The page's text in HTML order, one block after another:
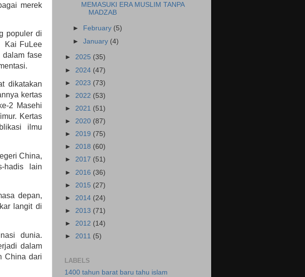
merek
populer di
Kai FuLee
dalam fase
dikatakan
kertas
2 Masehi
Kertas
ilmu
China,
hadis lain
depan,
langit di
dunia.
dalam
China dari
MEMASUKI ERA MUSLIM TANPA
MADZAB
► February (5)
►January (4)
► 2025 (35)
► 2024 (47)
► 2023 (73)
► 2022 (53)
► 2021 (51)
► 2020 (87)
► 2019 (75)
► 2018 (60)
► 2017 (51)
► 2016 (36)
► 2015 (27)
► 2014 (24)
► 2013 (71)
► 2012 (14)
► 2011 (5)
LABELS
1400 tahun barat baru tahu islam